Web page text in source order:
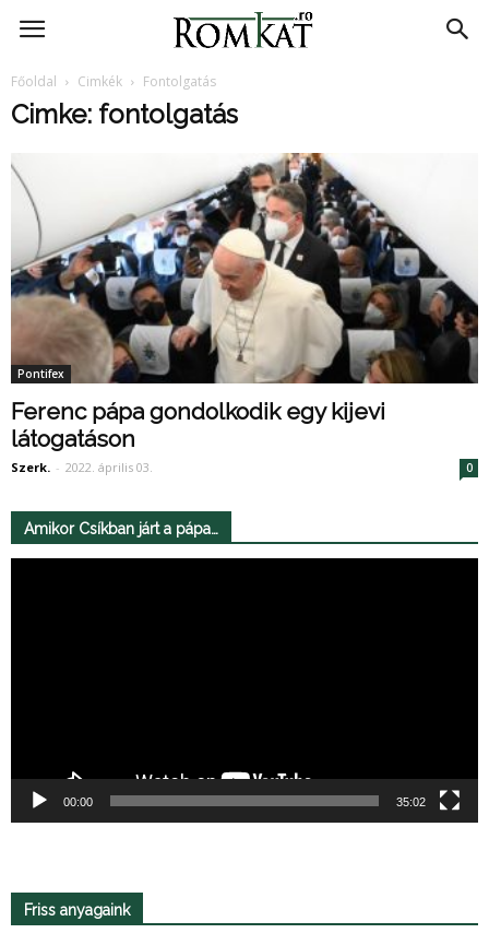
RomKat.ro
Főoldal Cimkék Fontolgatás
Cimke: fontolgatás
Pontifex
Ferenc pápa gondolkodik egy kijevi
látogatáson
Szerk. - 2022. április 03. 0
Amikor Csíkban járt a pápa…
00:00 35:02
Friss anyagaink